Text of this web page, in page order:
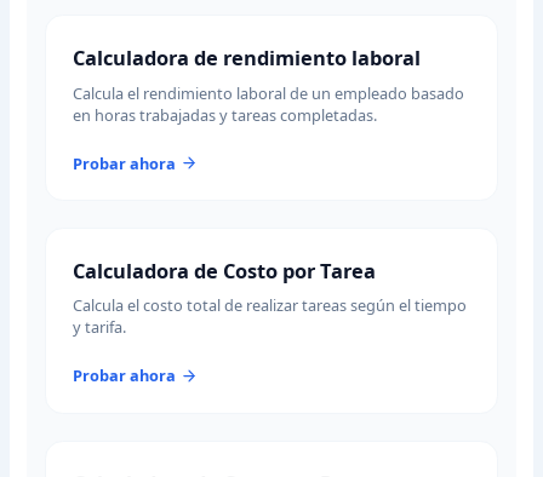
Calculadora de rendimiento laboral
Calcula el rendimiento laboral de un empleado basado
en horas trabajadas y tareas completadas.
Probar ahora
Calculadora de Costo por Tarea
Calcula el costo total de realizar tareas según el tiempo
y tarifa.
Probar ahora